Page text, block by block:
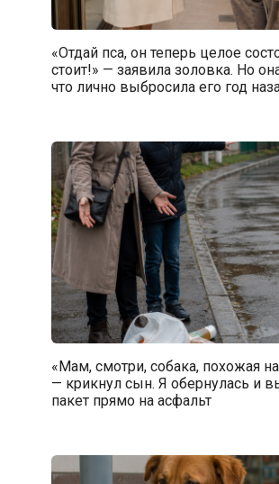
«Отдай пса, он теперь целое
стоит!» — заявила золовка. Но
что лично выбросила его год
«Мам, смотри, собака, похожая
— крикнул сын. Я обернулась и
пакет прямо на асфальт